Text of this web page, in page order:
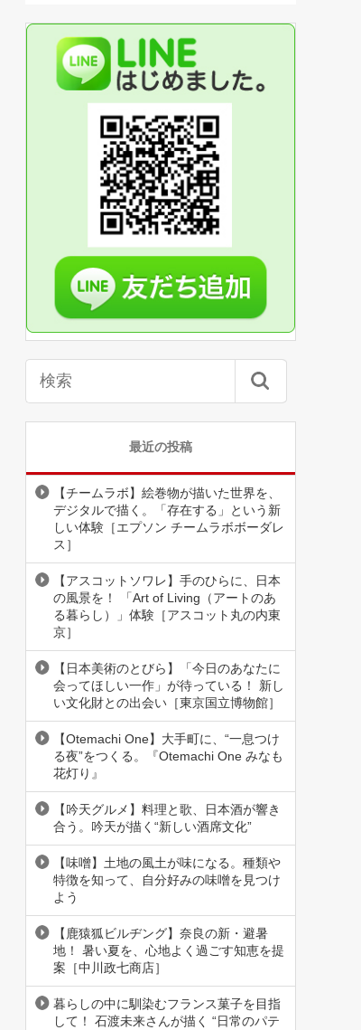
最近の投稿
【チームラボ】絵巻物が描いた世界を、
デジタルで描く。「存在する」という新
しい体験［エプソン チームラボボーダレ
ス］
【アスコットソワレ】手のひらに、日本
の風景を！ 「Art of Living（アートのあ
る暮らし）」体験［アスコット丸の内東
京］
【日本美術のとびら】「今日のあなたに
会ってほしい一作」が待っている！ 新し
い文化財との出会い［東京国立博物館］
【Otemachi One】大手町に、“一息つけ
る夜”をつくる。『Otemachi One みなも
花灯り』
【吟天グルメ】料理と歌、日本酒が響き
合う。吟天が描く“新しい酒席文化”
【味噌】土地の風土が味になる。種類や
特徴を知って、自分好みの味噌を見つけ
よう
【鹿猿狐ビルヂング】奈良の新・避暑
地！ 暑い夏を、心地よく過ごす知恵を提
案［中川政七商店］
暮らしの中に馴染むフランス菓子を目指
して！ 石渡未来さんが描く “日常のパテ